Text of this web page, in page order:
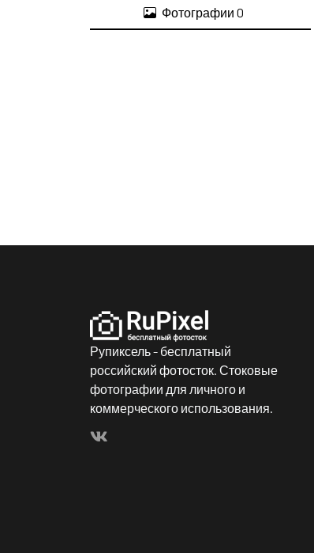
Фотографии0
Рупиксель - бесплатный
российский фотосток. Стоковые
фотографии для личного и
коммерческого использования.